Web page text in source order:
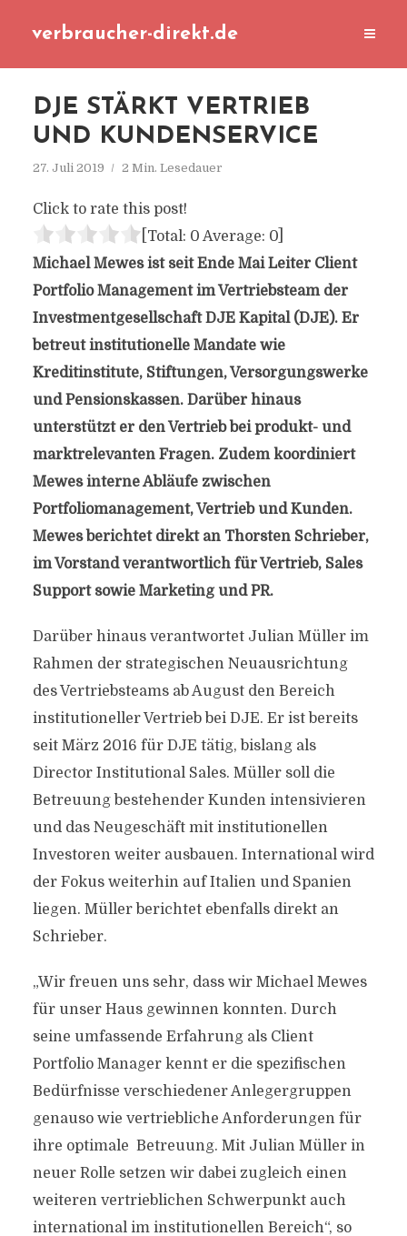
verbraucher-direkt.de
DJE STÄRKT VERTRIEB
UND KUNDENSERVICE
27. Juli 2019 2 Min. Lesedauer
Click to rate this post!
[Total: 0 Average: 0]
Michael Mewes ist seit Ende Mai Leiter Client
Portfolio Management im Vertriebsteam der
Investmentgesellschaft DJE Kapital (DJE). Er
betreut institutionelle Mandate wie
Kreditinstitute, Stiftungen, Versorgungswerke
und Pensionskassen. Darüber hinaus
unterstützt er den Vertrieb bei produkt- und
marktrelevanten Fragen. Zudem koordiniert
Mewes interne Abläufe zwischen
Portfoliomanagement, Vertrieb und Kunden.
Mewes berichtet direkt an Thorsten Schrieber,
im Vorstand verantwortlich für Vertrieb, Sales
Support sowie Marketing und PR.
Darüber hinaus verantwortet Julian Müller im
Rahmen der strategischen Neuausrichtung
des Vertriebsteams ab August den Bereich
institutioneller Vertrieb bei DJE. Er ist bereits
seit März 2016 für DJE tätig, bislang als
Director Institutional Sales. Müller soll die
Betreuung bestehender Kunden intensivieren
und das Neugeschäft mit institutionellen
Investoren weiter ausbauen. International wird
der Fokus weiterhin auf Italien und Spanien
liegen. Müller berichtet ebenfalls direkt an
Schrieber.
„Wir freuen uns sehr, dass wir Michael Mewes
für unser Haus gewinnen konnten. Durch
seine umfassende Erfahrung als Client
Portfolio Manager kennt er die spezifischen
Bedürfnisse verschiedener Anlegergruppen
genauso wie vertriebliche Anforderungen für
ihre optimale Betreuung. Mit Julian Müller in
neuer Rolle setzen wir dabei zugleich einen
weiteren vertrieblichen Schwerpunkt auch
international im institutionellen Bereich“, so